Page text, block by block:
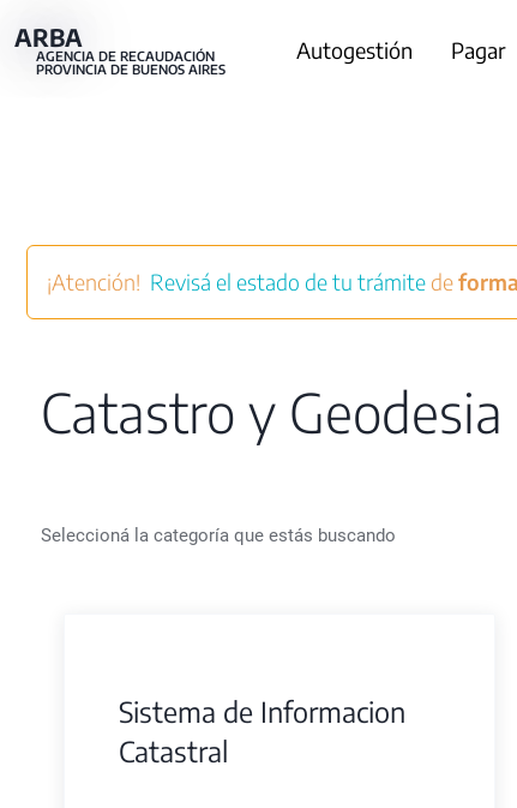
al
ARBA
AGENCIA DE RECAUDACIÓN
PROVINCIA DE BUENOS AIRES
Main
Autogestión Pagar
¡Atención! Revisá el estado de tu trámite de
Catastro y Geodesia
Seleccioná la categoría que estás buscando
Sistema de Informacion
Catastral